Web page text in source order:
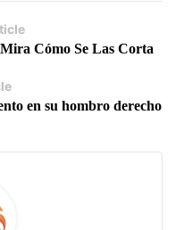
Cómo Se Las Corta
en su hombro derecho